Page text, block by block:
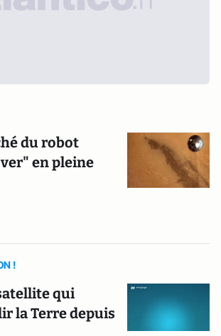
du robot
en pleine
!
qui
la Terre depuis